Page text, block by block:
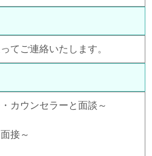
てご連絡いたします。
カウンセラーと面談～
接～